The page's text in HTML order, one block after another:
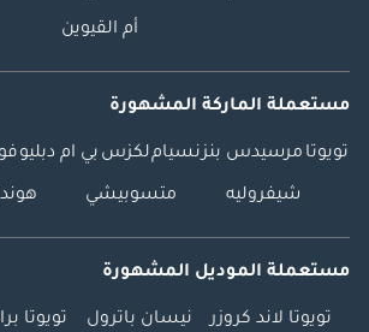
أم القيوين
مستعملة الماركة المشهورة
تويوتا مرسيدس بنزنسياملكزس بي ام دبليو
شيفروليه متسوبيشي
مستعملة الموديل المشهورة
تويوتا لاند كروزر نيسان باترول تويوتا